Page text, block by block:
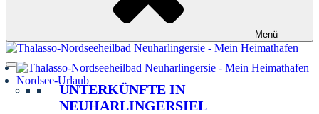
Menü
Nordsee-Urlaub
UNTERKÜNFTE IN
NEUHARLINGERSIEL